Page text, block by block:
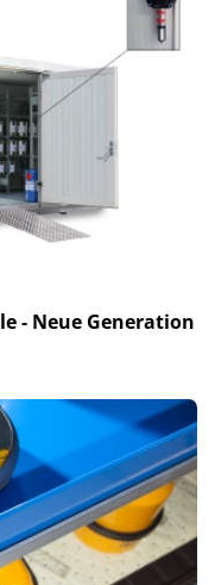
- Neue Generation